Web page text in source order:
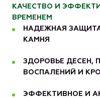
КАЧЕСТВО И
ВРЕМЕНЕМ
НАДЕЖНАЯ
КАМНЯ
ЗДОРОВЬЕ ДЕСЕН,
ВОСПАЛЕНИЙ И
ЭФФЕКТИВНОЕ И